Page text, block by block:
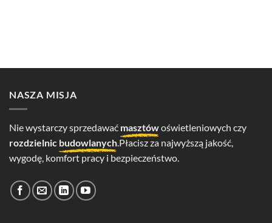
NASZA MISJA
Nie wystarczy sprzedawać masztówoświetleniowych czy
rozdzielnic budowlanych.Płacisz za najwyższą jakość,
wygodę, komfort pracy i bezpieczeństwo.